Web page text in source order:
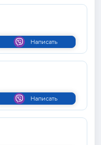
Написать
Написать